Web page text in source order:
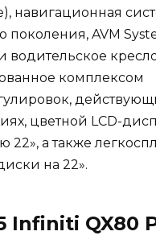
навигационная
поколения, AVM
водительское
комплексом
цветной LCD-
22», а также
на 22».
Infiniti QX80